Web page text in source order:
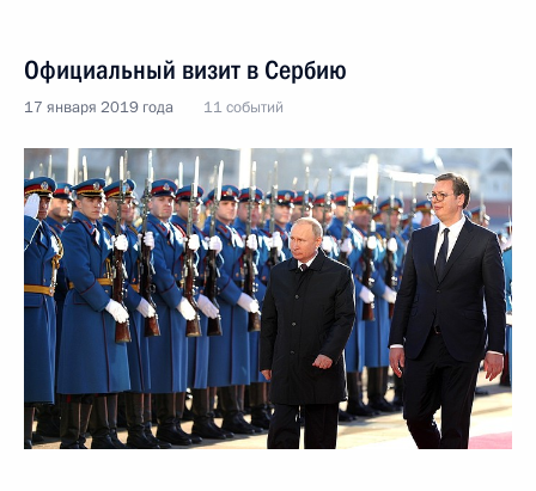
Официальный визит в Сербию
17 января 2019 года 11 событий